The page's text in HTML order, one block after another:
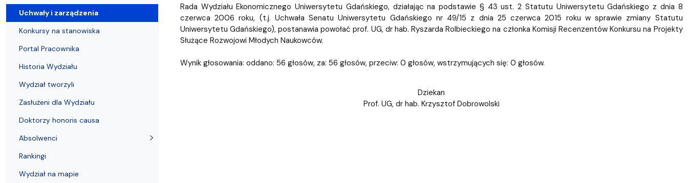
Rada Wydziału Ekonomicznego Uniwersytetu Gdańskiego, działając na podstawie § 43 ust. 2 Statutu Uniwersytetu Gdańskiego z dnia 8
czerwca 2006 roku, (t.j. Uchwała Senatu Uniwersytetu Gdańskiego nr 49/15 z dnia 25 czerwca 2015 roku w sprawie zmiany Statutu
Uniwersytetu Gdańskiego), postanawia powołać prof. UG, dr hab. Ryszarda Rolbieckiego na członka Komisji Recenzentów Konkursu na Projekty
Służące Rozwojowi Młodych Naukowców.
Wynik głosowania: oddano: 56 głosów, za: 56 głosów, przeciw: 0 głosów, wstrzymujących się: 0 głosów.
Dziekan
Prof. UG, dr hab. Krzysztof Dobrowolski
Uchwały i zarządzenia
Konkursy na stanowiska
Portal Pracownika
Historia Wydziału
Wydział tworzyli
Zasłużeni dla Wydziału
Doktorzy honoris causa
Absolwenci
Rankingi
Wydział na mapie